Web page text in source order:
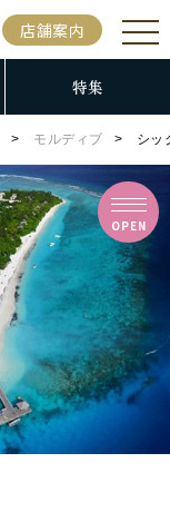
店舗案内
特集
モルディブ シッ
OPEN